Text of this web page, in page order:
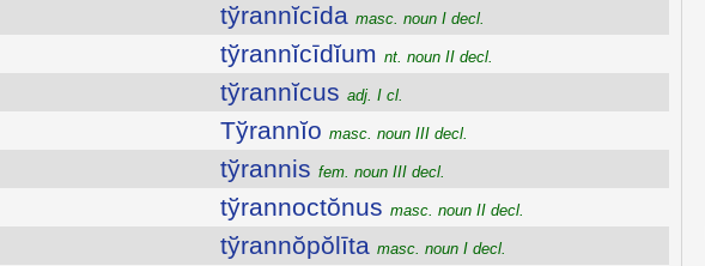
tўrannĭcīda masc. noun I decl.
tўrannĭcīdĭum nt. noun II decl.
tўrannĭcus adj. I cl.
Tўrannĭo masc. noun III decl.
tўrannis fem. noun III decl.
tўrannoctŏnus masc. noun II decl.
tўrannŏpŏlīta masc. noun I decl.